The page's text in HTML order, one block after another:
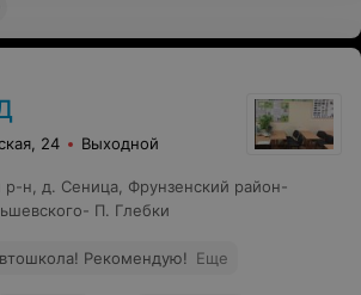
24 Выходной
н, д. Сеница, Фрунзенский район-
П. Глебки
Рекомендую! Еще